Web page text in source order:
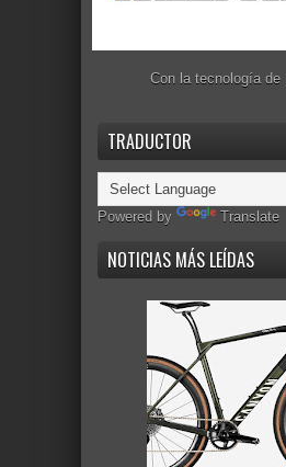
Con la tecnología de
TRADUCTOR
Powered by Translate
NOTICIAS MÁS LEÍDAS